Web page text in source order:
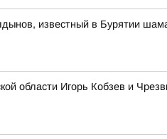
известный в Бурятии
области Игорь Кобзев и